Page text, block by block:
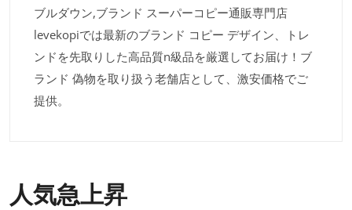
ブルダウン,ブランド スーパーコピー通販専門店
levekopiでは最新のブランド コピー デザイン、トレ
ンドを先取りした高品質n級品を厳選してお届け！ブ
ランド 偽物を取り扱う老舗店として、激安価格でご
提供。
人気急上昇